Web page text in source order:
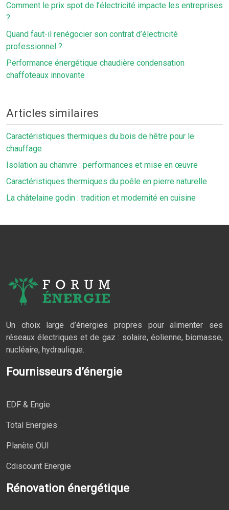
Comment le prix spot de l’électricité impacte les entreprises
?
Quand faut-il renégocier son contrat d’électricité
professionnel ?
Performance énergétique chaudière condensation
chaffoteaux innovante
Articles similaires
Caractéristiques thermiques du bois de hêtre pour le
chauffage
Isolation au chanvre : performances et mise en œuvre
Caractéristiques thermiques du poêle en pierre naturelle
La châtelaine godin : tradition et modernité en cuisine
Un choix large d’énergies propres pour alimenter ses
réseaux électriques et de gaz : solaire, éolienne, biomasse,
nucléaire, hydraulique.
Fournisseurs d’énergie
EDF & Engie
Total Energies
Planète OUI
Cdiscount Energie
Rénovation énergétique